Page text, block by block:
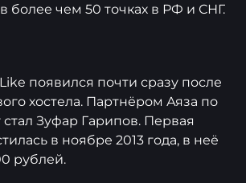
в более чем 50 точках в РФ и СНГ.
появился почти сразу после
хостела. Партнёром Аяза по
Зуфар Гарипов. Первая
в ноябре 2013 года, в неё
рублей.